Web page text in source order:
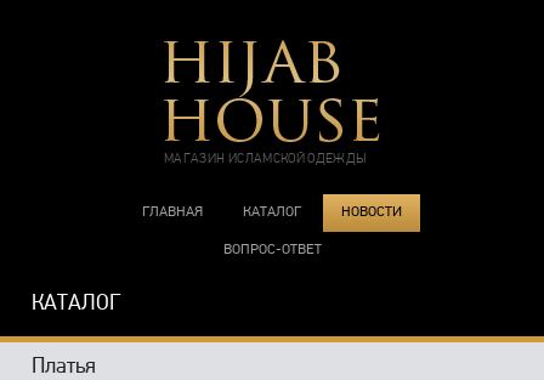
МАГАЗИН ИСЛАМСКОЙ ОДЕЖДЫ
ГЛАВНАЯ КАТАЛОГ НОВОСТИ
ВОПРОС-ОТВЕТ
КАТАЛОГ
Платья